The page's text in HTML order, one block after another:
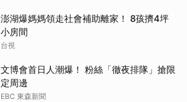
澎湖爆媽媽領走社會補助離家！ 8孩擠4坪
小房間
台視
文博會首日人潮爆！ 粉絲「徹夜排隊」搶限
定周邊
EBC 東森新聞